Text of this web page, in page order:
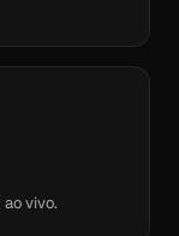
vivo.